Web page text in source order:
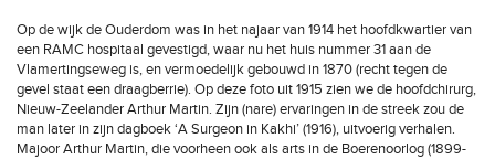
Op de wijk de Ouderdom was in het najaar van 1914 het hoofdkwartier van
een RAMC hospitaal gevestigd, waar nu het huis nummer 31 aan de
Vlamertingseweg is, en vermoedelijk gebouwd in 1870 (recht tegen de
gevel staat een draagberrie). Op deze foto uit 1915 zien we de hoofdchirurg,
Nieuw-Zeelander Arthur Martin. Zijn (nare) ervaringen in de streek zou de
man later in zijn dagboek ‘A Surgeon in Kakhi’ (1916), uitvoerig verhalen.
Majoor Arthur Martin, die voorheen ook als arts in de Boerenoorlog (1899-